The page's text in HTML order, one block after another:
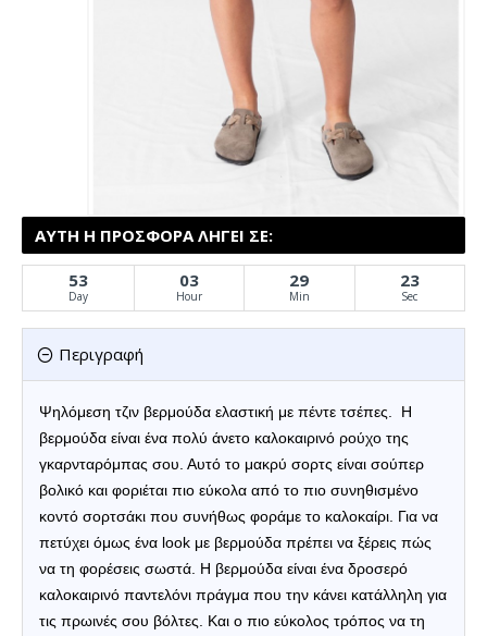
Περιγραφή
Ψηλόμεση τζιν βερμούδα ελαστική με πέντε τσέπες.
Η
βερμούδα είναι ένα πολύ άνετο καλοκαιρινό ρούχο της
γκαρνταρόμπας σου. Αυτό το μακρύ σορτς είναι σούπερ
βολικό και φοριέται πιο εύκολα από το πιο συνηθισμένο
κοντό σορτσάκι που συνήθως φοράμε το καλοκαίρι. Για να
πετύχει όμως ένα look με βερμούδα πρέπει να ξέρεις πώς
να τη φορέσεις σωστά. Η βερμούδα είναι ένα δροσερό
καλοκαιρινό παντελόνι πράγμα που την κάνει κατάλληλη για
τις πρωινές σου βόλτες. Και ο πιο εύκολος τρόπος να τη
ΑΥΤΉ Η ΠΡΟΣΦΟΡΆ ΛΉΓΕΙ ΣΕ:
53
Day
03
Hour
29
Min
23
Sec